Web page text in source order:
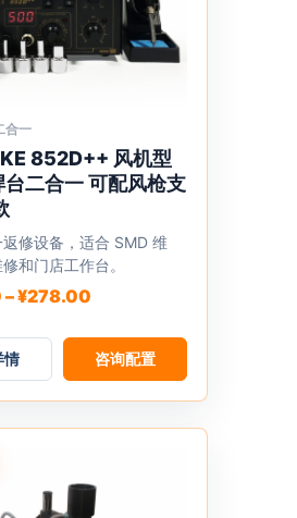
合一
852D++ 风机型
二合一 可配风枪支
修设备，适合 SMD 维
和门店工作台。
–¥278.00
范
围：
¥254.00
至
¥278.00
情 咨询配置